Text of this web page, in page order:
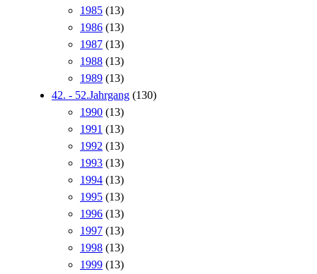
1985 (13)
1986 (13)
1987 (13)
1988 (13)
1989 (13)
42. - 52.Jahrgang (130)
1990 (13)
1991 (13)
1992 (13)
1993 (13)
1994 (13)
1995 (13)
1996 (13)
1997 (13)
1998 (13)
1999 (13)